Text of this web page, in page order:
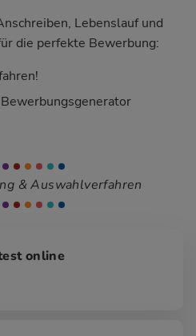
Lebenslauf und
die perfekte Bewerbung:
& Auswahlverfahren
online